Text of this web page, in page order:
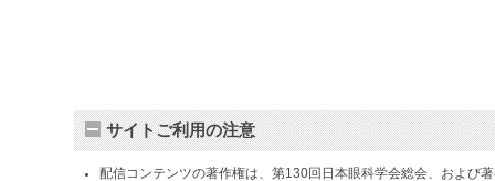
サイトご利用の注意
配信コンテンツの著作権は、第130回日本眼科学会総会、および